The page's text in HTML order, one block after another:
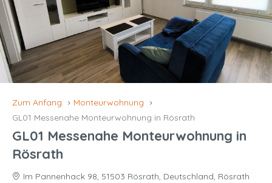
Zum Anfang
Monteurwohnung
GL01 Messenahe Monteurwohnung in Rösrath
GL01 Messenahe Monteurwohnung in
Rösrath
Im Pannenhack 98, 51503 Rösrath, Deutschland, Rösrath